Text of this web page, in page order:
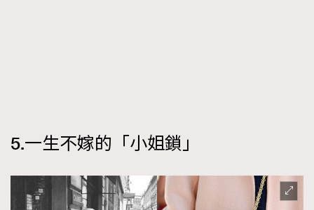
5.一生不嫁的「小姐鎖」